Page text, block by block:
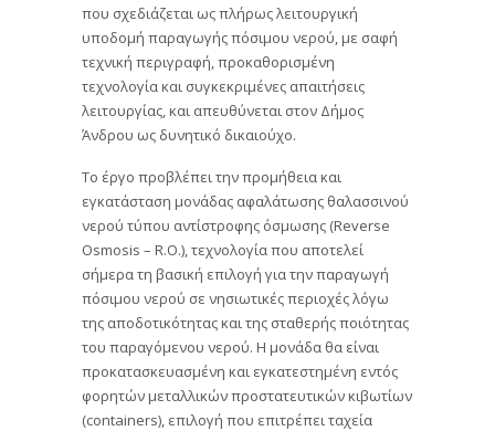
που σχεδιάζεται ως πλήρως λειτουργική
υποδομή παραγωγής πόσιμου νερού, με σαφή
τεχνική περιγραφή, προκαθορισμένη
τεχνολογία και συγκεκριμένες απαιτήσεις
λειτουργίας, και απευθύνεται στον Δήμος
Άνδρου ως δυνητικό δικαιούχο.
Το έργο προβλέπει την προμήθεια και
εγκατάσταση μονάδας αφαλάτωσης θαλασσινού
νερού τύπου αντίστροφης όσμωσης (Reverse
Osmosis – R.O.), τεχνολογία που αποτελεί
σήμερα τη βασική επιλογή για την παραγωγή
πόσιμου νερού σε νησιωτικές περιοχές λόγω
της αποδοτικότητας και της σταθερής ποιότητας
του παραγόμενου νερού. Η μονάδα θα είναι
προκατασκευασμένη και εγκατεστημένη εντός
φορητών μεταλλικών προστατευτικών κιβωτίων
(containers), επιλογή που επιτρέπει ταχεία